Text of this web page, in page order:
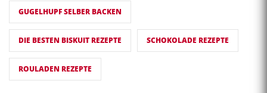
GUGELHUPF SELBER BACKEN
DIE BESTEN BISKUIT REZEPTE SCHOKOLADE REZEPTE
ROULADEN REZEPTE